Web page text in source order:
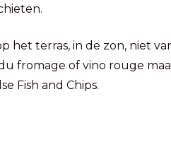
het terras, in de zon, niet
fromage of vino rouge
Fish and Chips.